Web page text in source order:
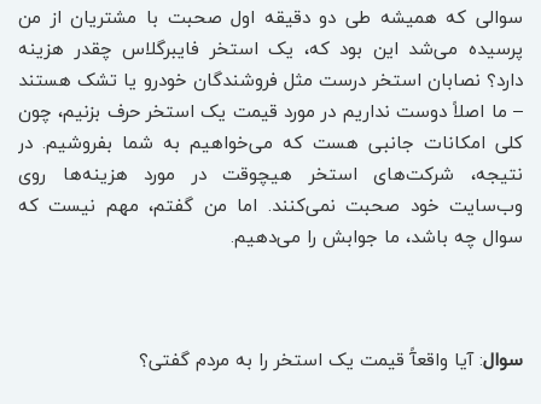
سوالی که همیشه طی دو دقیقه اول صحبت با مشتریان از من
پرسیده می‌شد این بود که، یک استخر فایبرگلاس چقدر هزینه
دارد؟ نصابان استخر درست مثل فروشندگان خودرو یا تشک هستند
– ما اصلاً دوست نداریم در مورد قیمت یک استخر حرف بزنیم، چون
کلی امکانات جانبی هست که می‌خواهیم به شما بفروشیم. در
نتیجه، شرکت‌های استخر هیچوقت در مورد هزینه‌ها روی
وب‌سایت خود صحبت نمی‌کنند. اما من گفتم، مهم نیست که
سوال چه باشد، ما جوابش را می‌دهیم.
سوال: آیا واقعآً قیمت یک استخر را به مردم گفتی؟